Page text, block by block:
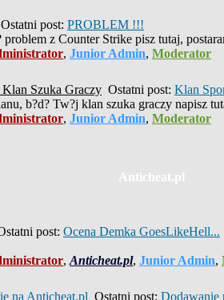
Ostatni post: PROBLEM !!!
problem z Counter Strike pisz tutaj,
, Junior Admin, Moderator
Szuka Graczy Ostatni post: Klan
b?d? Tw?j klan szuka graczy napisz
, Junior Admin, Moderator
Anticheat.pl
post: Ocena Demka GoesLikeHell...
, Anticheat.pl, Junior Admin,
na Anticheat.pl Ostatni post: Dodawanie